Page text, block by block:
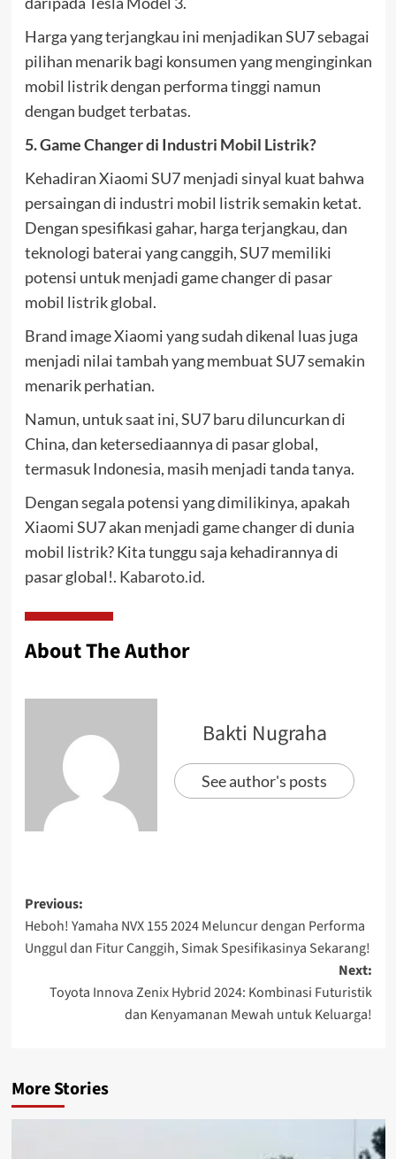
Harga yang terjangkau ini menjadikan SU7 sebagai
pilihan menarik bagi konsumen yang menginginkan
mobil listrik dengan performa tinggi namun
dengan budget terbatas.
5. Game Changer di Industri Mobil Listrik?
Kehadiran Xiaomi SU7 menjadi sinyal kuat bahwa
persaingan di industri mobil listrik semakin ketat.
Dengan spesifikasi gahar, harga terjangkau, dan
teknologi baterai yang canggih, SU7 memiliki
potensi untuk menjadi game changer di pasar
mobil listrik global.
Brand image Xiaomi yang sudah dikenal luas juga
menjadi nilai tambah yang membuat SU7 semakin
menarik perhatian.
Namun, untuk saat ini, SU7 baru diluncurkan di
China, dan ketersediaannya di pasar global,
termasuk Indonesia, masih menjadi tanda tanya.
Dengan segala potensi yang dimilikinya, apakah
Xiaomi SU7 akan menjadi game changer di dunia
mobil listrik? Kita tunggu saja kehadirannya di
pasar global!. Kabaroto.id.
About The Author
Bakti Nugraha
See author's posts
Previous:
Heboh! Yamaha NVX 155 2024 Meluncur dengan Performa
Unggul dan Fitur Canggih, Simak Spesifikasinya Sekarang!
Next:
Toyota Innova Zenix Hybrid 2024: Kombinasi Futuristik
dan Kenyamanan Mewah untuk Keluarga!
More Stories